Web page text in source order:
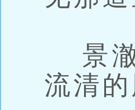
景澈
流清